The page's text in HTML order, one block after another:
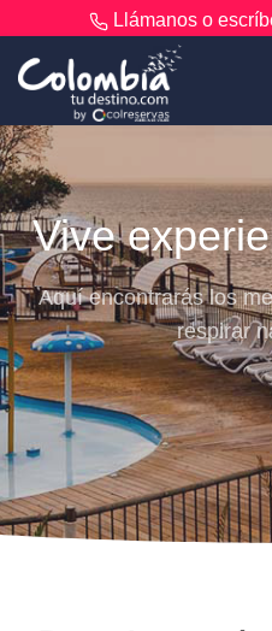
Llámanos o
Vive
Aquí encontrarás los
respirar